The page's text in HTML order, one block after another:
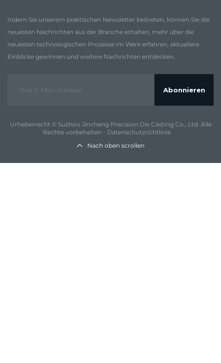
Indem Sie unserem praktischen Newsletter beitreten, können Sie die
neuesten Nachrichten aus der Branche erhalten, mehr über die
neuesten technologischen Prozesse im Werk erfahren, aktuellere
Einblicke gewinnen und weitere Nachrichten entdecken.
Abonnieren
Urheberrecht © Suzhou Jincheng Precision Die Casting Co., Ltd. Alle
Rechte vorbehalten - Datenschutzrichtlinie
Nach oben scrollen